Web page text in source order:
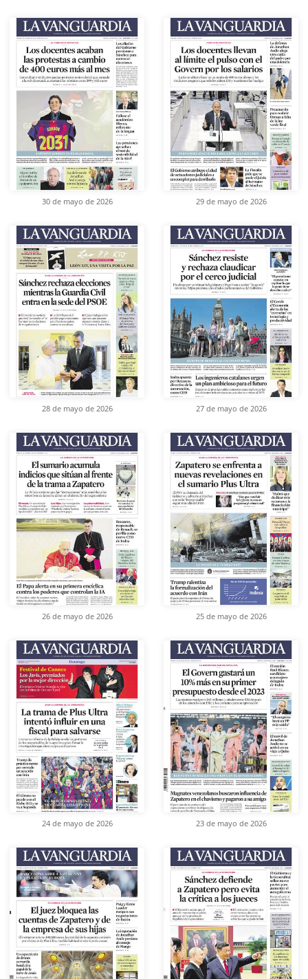
30 de mayo de 2026 29 de mayo de 2026
28 de mayo de 2026 27 de mayo de 2026
26 de mayo de 2026 25 de mayo de 2026
24 de mayo de 2026 23 de mayo de 2026